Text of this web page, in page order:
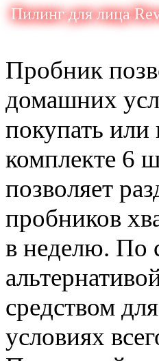
Пилинг для лица
Пробник
домашних
покупать
комплекте 6
позволяет
пробников
в неделю. По
средством
условиях